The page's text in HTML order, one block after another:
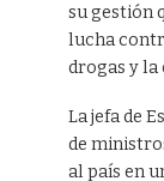
su gestión
lucha
drogas y la
La jefa de
de
al país en